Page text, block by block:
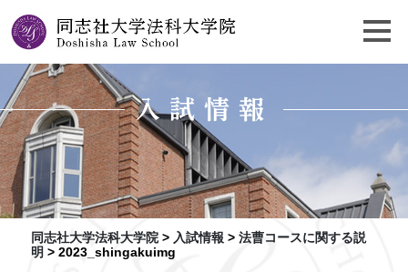
入試情報
同志社大学法科大学院> 入試情報 > 法曹コースに関する説
明 > 2023_shingakuimg